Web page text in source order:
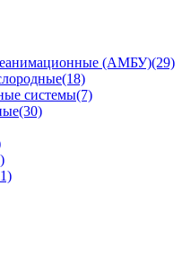
(АМБУ)(29)
(18)
системы(7)
(30)